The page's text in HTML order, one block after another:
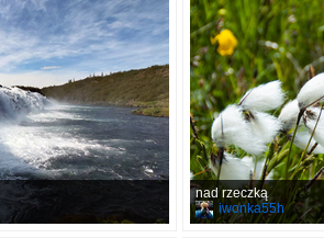
nad rzeczką
iwonka55h